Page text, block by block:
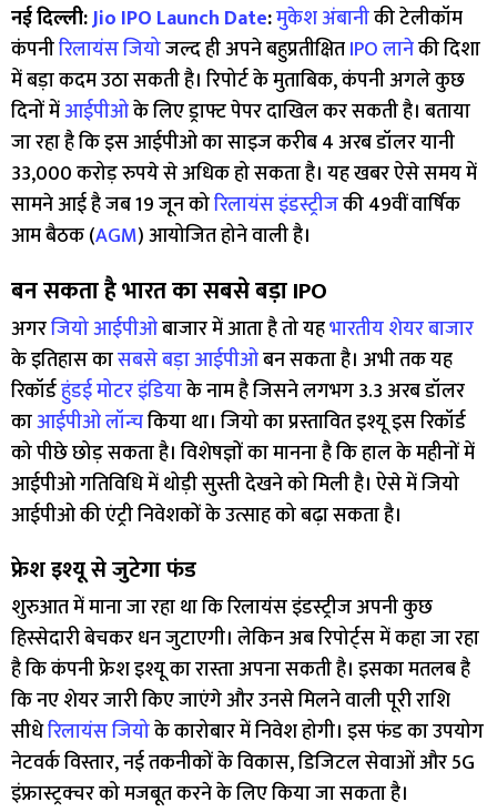
नई दिल्ली:Jio IPO Launch Date:मुकेश अंबानीकी टेलीकॉम
कंपनीरिलायंस जियोजल्द ही अपने बहुप्रतीक्षितIPO लानेकी दिशा
में बड़ा कदम उठा सकती है। रिपोर्ट के मुताबिक, कंपनी अगले कुछ
दिनों मेंआईपीओके लिए ड्राफ्ट पेपर दाखिल कर सकती है। बताया
जा रहा है कि इस आईपीओ का साइज करीब 4 अरब डॉलर यानी
33,000 करोड़ रुपये से अधिक हो सकता है। यह खबर ऐसे समय में
सामने आई है जब 19 जून कोरिलायंस इंडस्ट्रीजकी 49वीं वार्षिक
आम बैठक (AGM) आयोजित होने वाली है।
बन सकता है भारत का सबसे बड़ा IPO
अगरजियो आईपीओबाजार में आता है तो यहभारतीय शेयर बाजार
के इतिहास कासबसे बड़ा आईपीओबन सकता है। अभी तक यह
रिकॉर्डहुंडई मोटर इंडियाके नाम है जिसने लगभग 3.3 अरब डॉलर
काआईपीओ लॉन्चकिया था। जियो का प्रस्तावित इश्यू इस रिकॉर्ड
को पीछे छोड़ सकता है। विशेषज्ञों का मानना है कि हाल के महीनों में
आईपीओ गतिविधि में थोड़ी सुस्ती देखने को मिली है। ऐसे में जियो
आईपीओ की एंट्री निवेशकों के उत्साह को बढ़ा सकता है।
फ्रेश इश्यू से जुटेगा फंड
शुरुआत में माना जा रहा था कि रिलायंस इंडस्ट्रीज अपनी कुछ
हिस्सेदारी बेचकर धन जुटाएगी। लेकिन अब रिपोर्ट्स में कहा जा रहा
है कि कंपनी फ्रेश इश्यू का रास्ता अपना सकती है। इसका मतलब है
कि नए शेयर जारी किए जाएंगे और उनसे मिलने वाली पूरी राशि
सीधेरिलायंस जियोके कारोबार में निवेश होगी। इस फंड का उपयोग
नेटवर्क विस्तार, नई तकनीकों के विकास, डिजिटल सेवाओं और 5G
इंफ्रास्ट्रक्चर को मजबूत करने के लिए किया जा सकता है।